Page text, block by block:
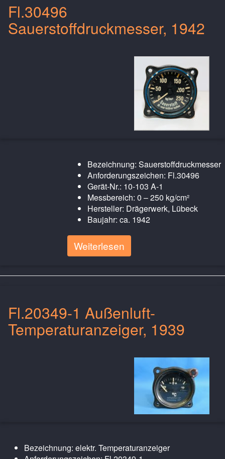
Fl.30496
Sauerstoffdruckmesser, 1942
Bezeichnung: Sauerstoffdruckmesser
Anforderungszeichen: Fl.30496
Gerät-Nr.: 10-103 A-1
Messbereich: 0 – 250 kg/cm²
Hersteller: Drägerwerk, Lübeck
Baujahr: ca. 1942
Weiterlesen
Fl.20349-1 Außenluft-
Temperaturanzeiger, 1939
Bezeichnung: elektr. Temperaturanzeiger